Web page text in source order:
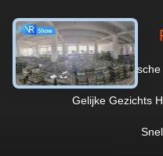
Gelijke Gezichts